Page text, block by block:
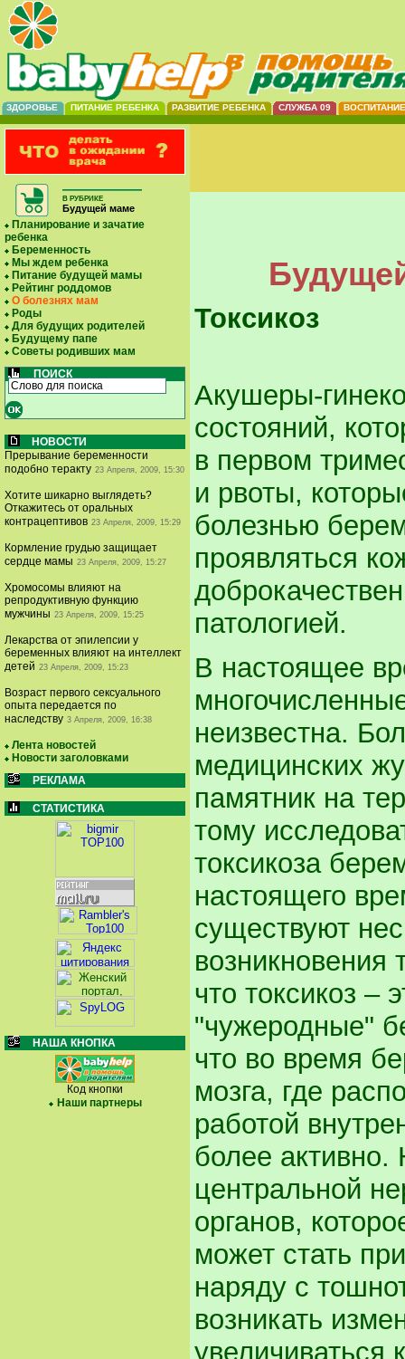
ЗДОРОВЬЕ ПИТАНИЕ РЕБЕНКА РАЗВИТИЕ РЕБЕНКА СЛУЖБА 09 ВОСПИТАНИЕ
В РУБРИКЕ
Будущей маме
Планирование и зачатие
ребенка
Беременность
Мы ждем ребенка
Питание будущей мамы
Рейтинг роддомов
О болезнях мам
Роды
Для будущих родителей
Будущему папе
Советы родивших мам
ПОИСК
НОВОСТИ
Прерывание беременности
подобно теракту 23 Апреля, 2009, 15:30
Хотите шикарно выглядеть?
Откажитесь от оральных
контрацептивов 23 Апреля, 2009, 15:29
Кормление грудью защищает
сердце мамы 23 Апреля, 2009, 15:27
Хромосомы влияют на
репродуктивную функцию
мужчины 23 Апреля, 2009, 15:25
Лекарства от эпилепсии у
беременных влияют на интеллект
детей 23 Апреля, 2009, 15:23
Возраст первого сексуального
опыта передается по
наследству 3 Апреля, 2009, 16:38
Лента новостей
Новости заголовками
РЕКЛАМА
СТАТИСТИКА
НАША КНОПКА
Код кнопки
Наши партнеры
Токсикоз
Акушеры-
состояний,
в первом
и рвоты,
болезнью
проявляться
патологией.
В настоящее
неизвестна.
медицинских
памятник на
тому
токсикоза
настоящего
существуют
возникновения
что токсикоз –
"чужеродные"
что во время
мозга, где
работой
более
центральной
органов,
может стать
наряду с
возникать
увеличиваться